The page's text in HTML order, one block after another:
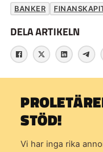
BANKER
DELA ARTIKELN
STÖD!
Vi har inga rika